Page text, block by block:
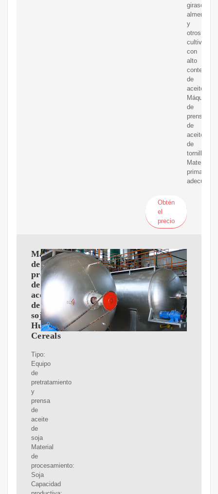
girasol,
almendras
y
otros
cultivos
con
alto
contenido
de
aceite.
Máquina
de
prensa
de
aceite
de
tornillo
Materias
primas
adecuadas
Obtén
el
precio
Máquina
de
pretratamiento
de
aceite
de
soja-
Huatai
Cereals
Tipo:
Equipo
de
pretratamiento
y
prensa
de
aceite
de
soja
Material
de
procesamiento:
Soja
Capacidad